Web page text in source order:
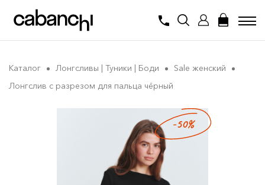
Каталог Лонгсливы | Туники | Боди
Sale женский
Лонгслив с разрезом для пальца чёрный
-50%